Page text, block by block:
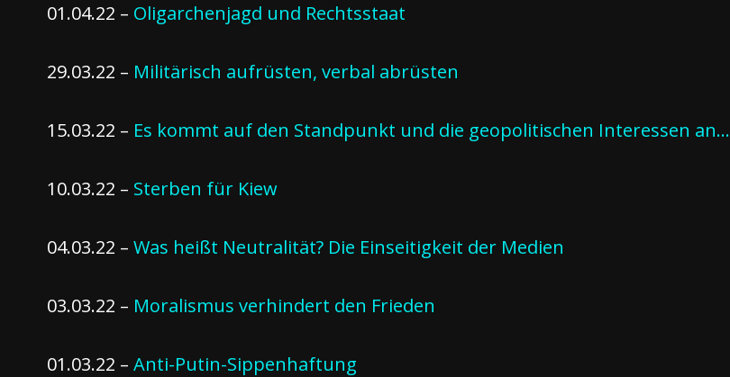
01.04.22 – Oligarchenjagd und Rechtsstaat
29.03.22 – Militärisch aufrüsten, verbal abrüsten
15.03.22 – Es kommt auf den Standpunkt und die geopolitischen Interessen an…
10.03.22 – Sterben für Kiew
04.03.22 – Was heißt Neutralität? Die Einseitigkeit der Medien
03.03.22 – Moralismus verhindert den Frieden
01.03.22 – Anti-Putin-Sippenhaftung